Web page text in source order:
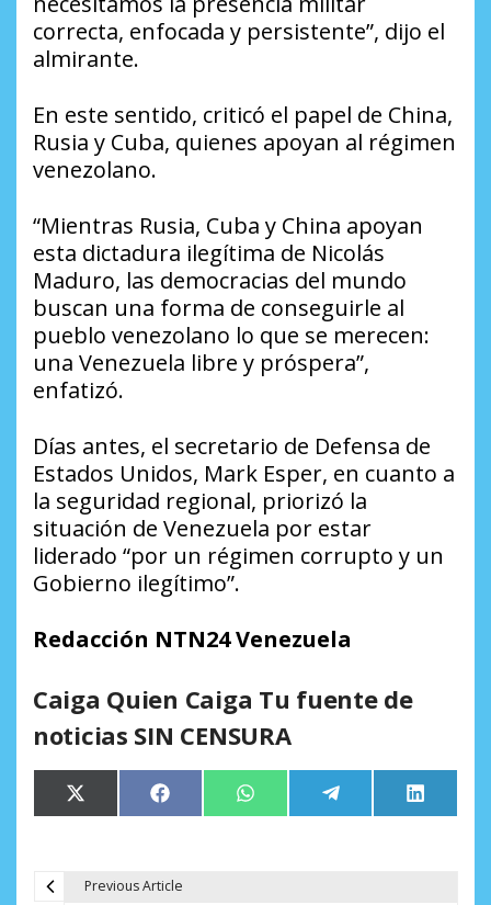
correcta, enfocada y persistente”, dijo el
almirante.
En este sentido, criticó el papel de China,
Rusia y Cuba, quienes apoyan al régimen
venezolano.
“Mientras Rusia, Cuba y China apoyan
esta dictadura ilegítima de Nicolás
Maduro, las democracias del mundo
buscan una forma de conseguirle al
pueblo venezolano lo que se merecen:
una Venezuela libre y próspera”,
enfatizó.
Días antes, el secretario de Defensa de
Estados Unidos, Mark Esper, en cuanto a
la seguridad regional, priorizó la
situación de Venezuela por estar
liderado “por un régimen corrupto y un
Gobierno ilegítimo”.
Redacción NTN24 Venezuela
Caiga Quien Caiga Tu fuente de
noticias SIN CENSURA
Compartir
en
X
(Twitter)
Compartir
en
Facebook Compartir
en
WhatsApp Compartir
en
Telegram
en
LinkedIn
Previous Article